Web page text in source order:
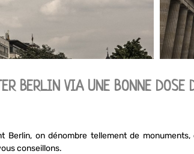
BERLIN VIA UNE BONNE DOSE
on dénombre tellement de
conseillons.